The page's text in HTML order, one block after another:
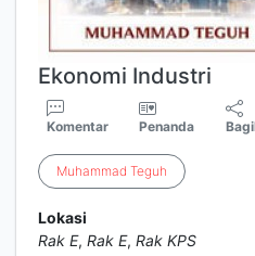
Ekonomi Industri
Komentar Penanda
Muhammad Teguh
Lokasi
Rak E, Rak E, Rak KPS